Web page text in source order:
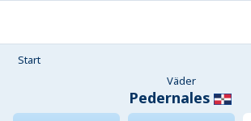
Start
Väder
Pedernales